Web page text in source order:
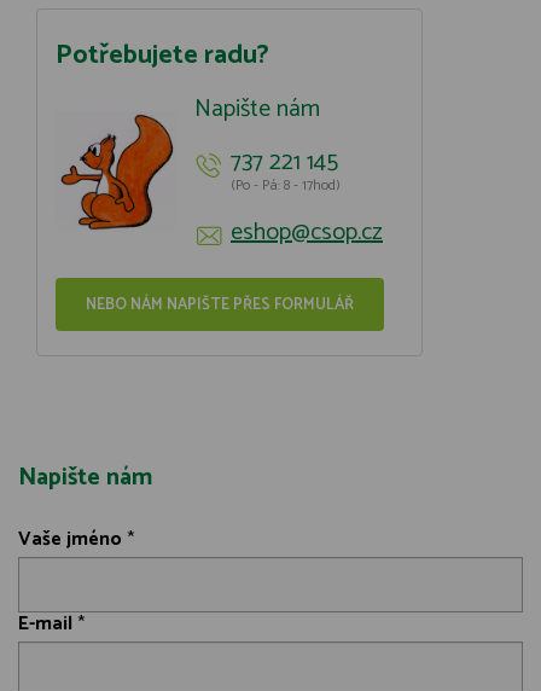
Potřebujete radu?
Napište nám
737 221 145
(Po - Pá: 8 - 17hod)
eshop@csop.cz
NEBO NÁM NAPIŠTE PŘES FORMULÁŘ
Napište nám
Vaše jméno *
E-mail *